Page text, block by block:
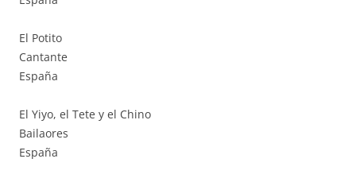
El Potito
Cantante
España
El Yiyo, el Tete y el Chino
Bailaores
España